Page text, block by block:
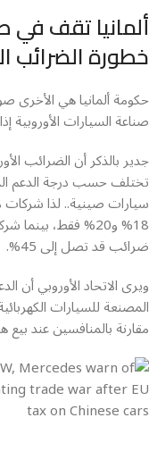
ألمانيا تقف
خطورة الضرائب
حكومة ألمانيا هي الأخرى
صناعة السيارات الأوروبية
جدير بالذكر أن الضرائب
تختلف حسب درجة الدعم
سيارات صينية.. لذا
18% و20% فقط،
ضرائب قد تصل إلى 45%.
ويرى الاتحاد الأوروبي أن
المصنعة للسيارات
مقارنة بالمنافسين عند